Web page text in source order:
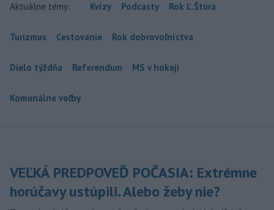
Aktuálne témy: Kvízy Podcasty Rok Ľ.Štúra
Turizmus Cestovanie Rok dobrovoľníctva
Dielo týždňa Referendum MS v hokeji
Komunálne voľby
VEĽKÁ PREDPOVEĎ POČASIA: Extrémne
horúčavy ustúpili. Alebo žeby nie?